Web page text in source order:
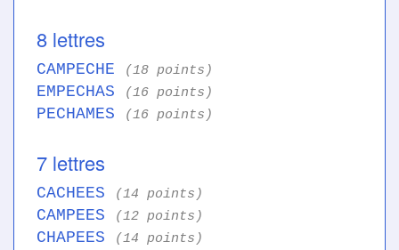
8 lettres
CAMPECHE (18 points)
EMPECHAS (16 points)
PECHAMES (16 points)
7 lettres
CACHEES (14 points)
CAMPEES (12 points)
CHAPEES (14 points)